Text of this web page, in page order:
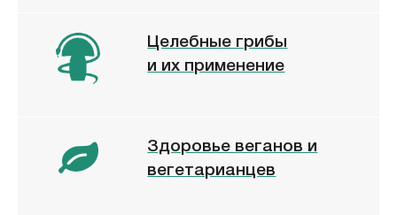
Целебные грибы
и их применение
Здоровье веганов и
вегетарианцев